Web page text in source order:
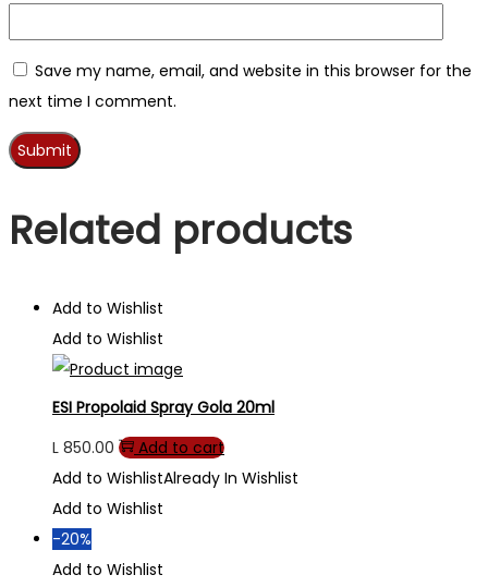
Save my name, email, and website in this browser for the
next time I comment.
Related products
Add to Wishlist
Add to Wishlist
ESI Propolaid Spray Gola 20ml
L 850.00
Add to cart
Add to WishlistAlready In Wishlist
Add to Wishlist
-20%
Add to Wishlist